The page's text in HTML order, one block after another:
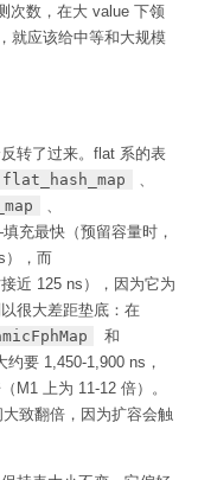
次数，在大 value 下领
就应该给中等和大规模
转了过来。flat 系的表
、
、
充最快（预留容量时，
），而
近 125 ns），因为它为
很大差距垫底：在
和
要 1,450-1,900 ns，
M1 上为 11-12 倍）。
致翻倍，因为扩容会触